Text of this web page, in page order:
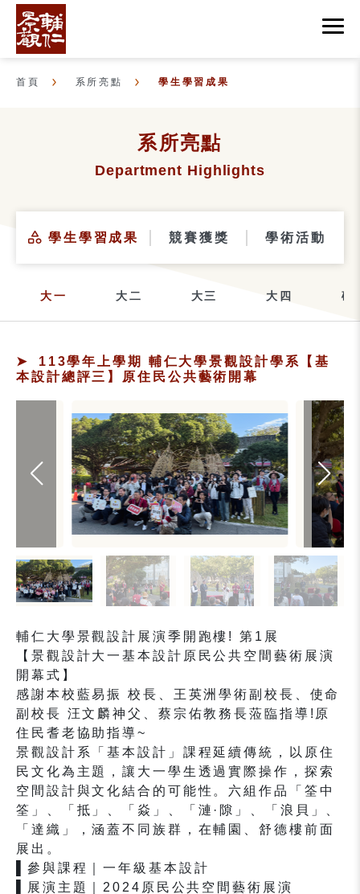
首頁 系所亮點 學生學習成果
系所亮點
Department Highlights
學生學習成果 競賽獲獎 學術活動
大一 大二 大三 大四 碩
113學年上學期 輔仁大學景觀設計學系【基
本設計總評三】原住民公共藝術開幕
輔仁大學景觀設計展演季開跑樓! 第1展
【景觀設計大一基本設計原民公共空間藝術展演
開幕式】
感謝本校藍易振 校長、王英洲學術副校長、使命
副校長 汪文麟神父、蔡宗佑教務長蒞臨指導!原
住民耆老協助指導~
景觀設計系「基本設計」課程延續傳統，以原住
民文化為主題，讓大一學生透過實際操作，探索
空間設計與文化結合的可能性。六組作品「筌中
筌」、「抵」、「焱」、「漣·隙」、「浪貝」、
「達織」，涵蓋不同族群，在輔園、舒德樓前面
展出。
▌參與課程｜一年級基本設計
▌展演主題｜2024原民公共空間藝術展演